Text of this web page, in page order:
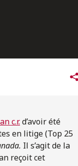
c.r.d’avoir été
en litige (Top 25
Il s’agit de la
reçoit cet